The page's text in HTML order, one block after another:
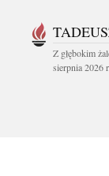
Z głębokim
sierpnia 2026